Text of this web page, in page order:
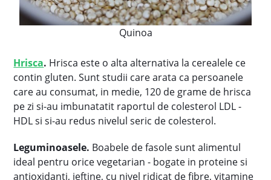
Quinoa
Hrisca. Hrisca este o alta alternativa la cerealele ce
contin gluten. Sunt studii care arata ca persoanele
care au consumat, in medie, 120 de grame de hrisca
pe zi si-au imbunatatit raportul de colesterol LDL -
HDL si si-au redus nivelul seric de colesterol.
Leguminoasele. Boabele de fasole sunt alimentul
ideal pentru orice vegetarian - bogate in proteine si
antioxidanti, ieftine, cu nivel ridicat de fibre, vitamine